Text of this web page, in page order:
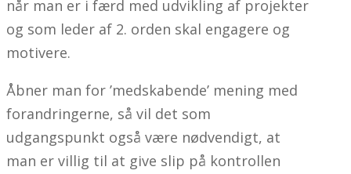
når man er i færd med udvikling af projekter
og som leder af 2. orden skal engagere og
motivere.
Åbner man for ’medskabende’ mening med
forandringerne, så vil det som
udgangspunkt også være nødvendigt, at
man er villig til at give slip på kontrollen